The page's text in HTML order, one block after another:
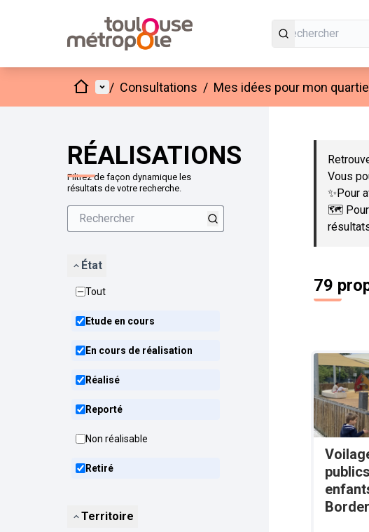
AccueilMenu principal
/ Consultations / Mes idées pour mon
RÉALISATIONS
Filtrez de façon dynamique les
résultats de votre recherche.
État
Tout
Etude en cours
En cours de réalisation
Réalisé
Reporté
Non réalisable
Retiré
Territoire
Passer la carte
Vous
✨Pour
🗺️ Pour
79